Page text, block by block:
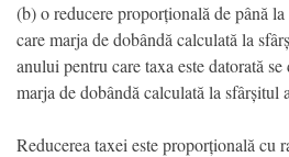
(b) o reducere proporțională de până
care marja de dobândă calculată la
anului pentru care taxa este datorată
marja de dobândă calculată la sfârșitul
Reducerea taxei este proporțională cu